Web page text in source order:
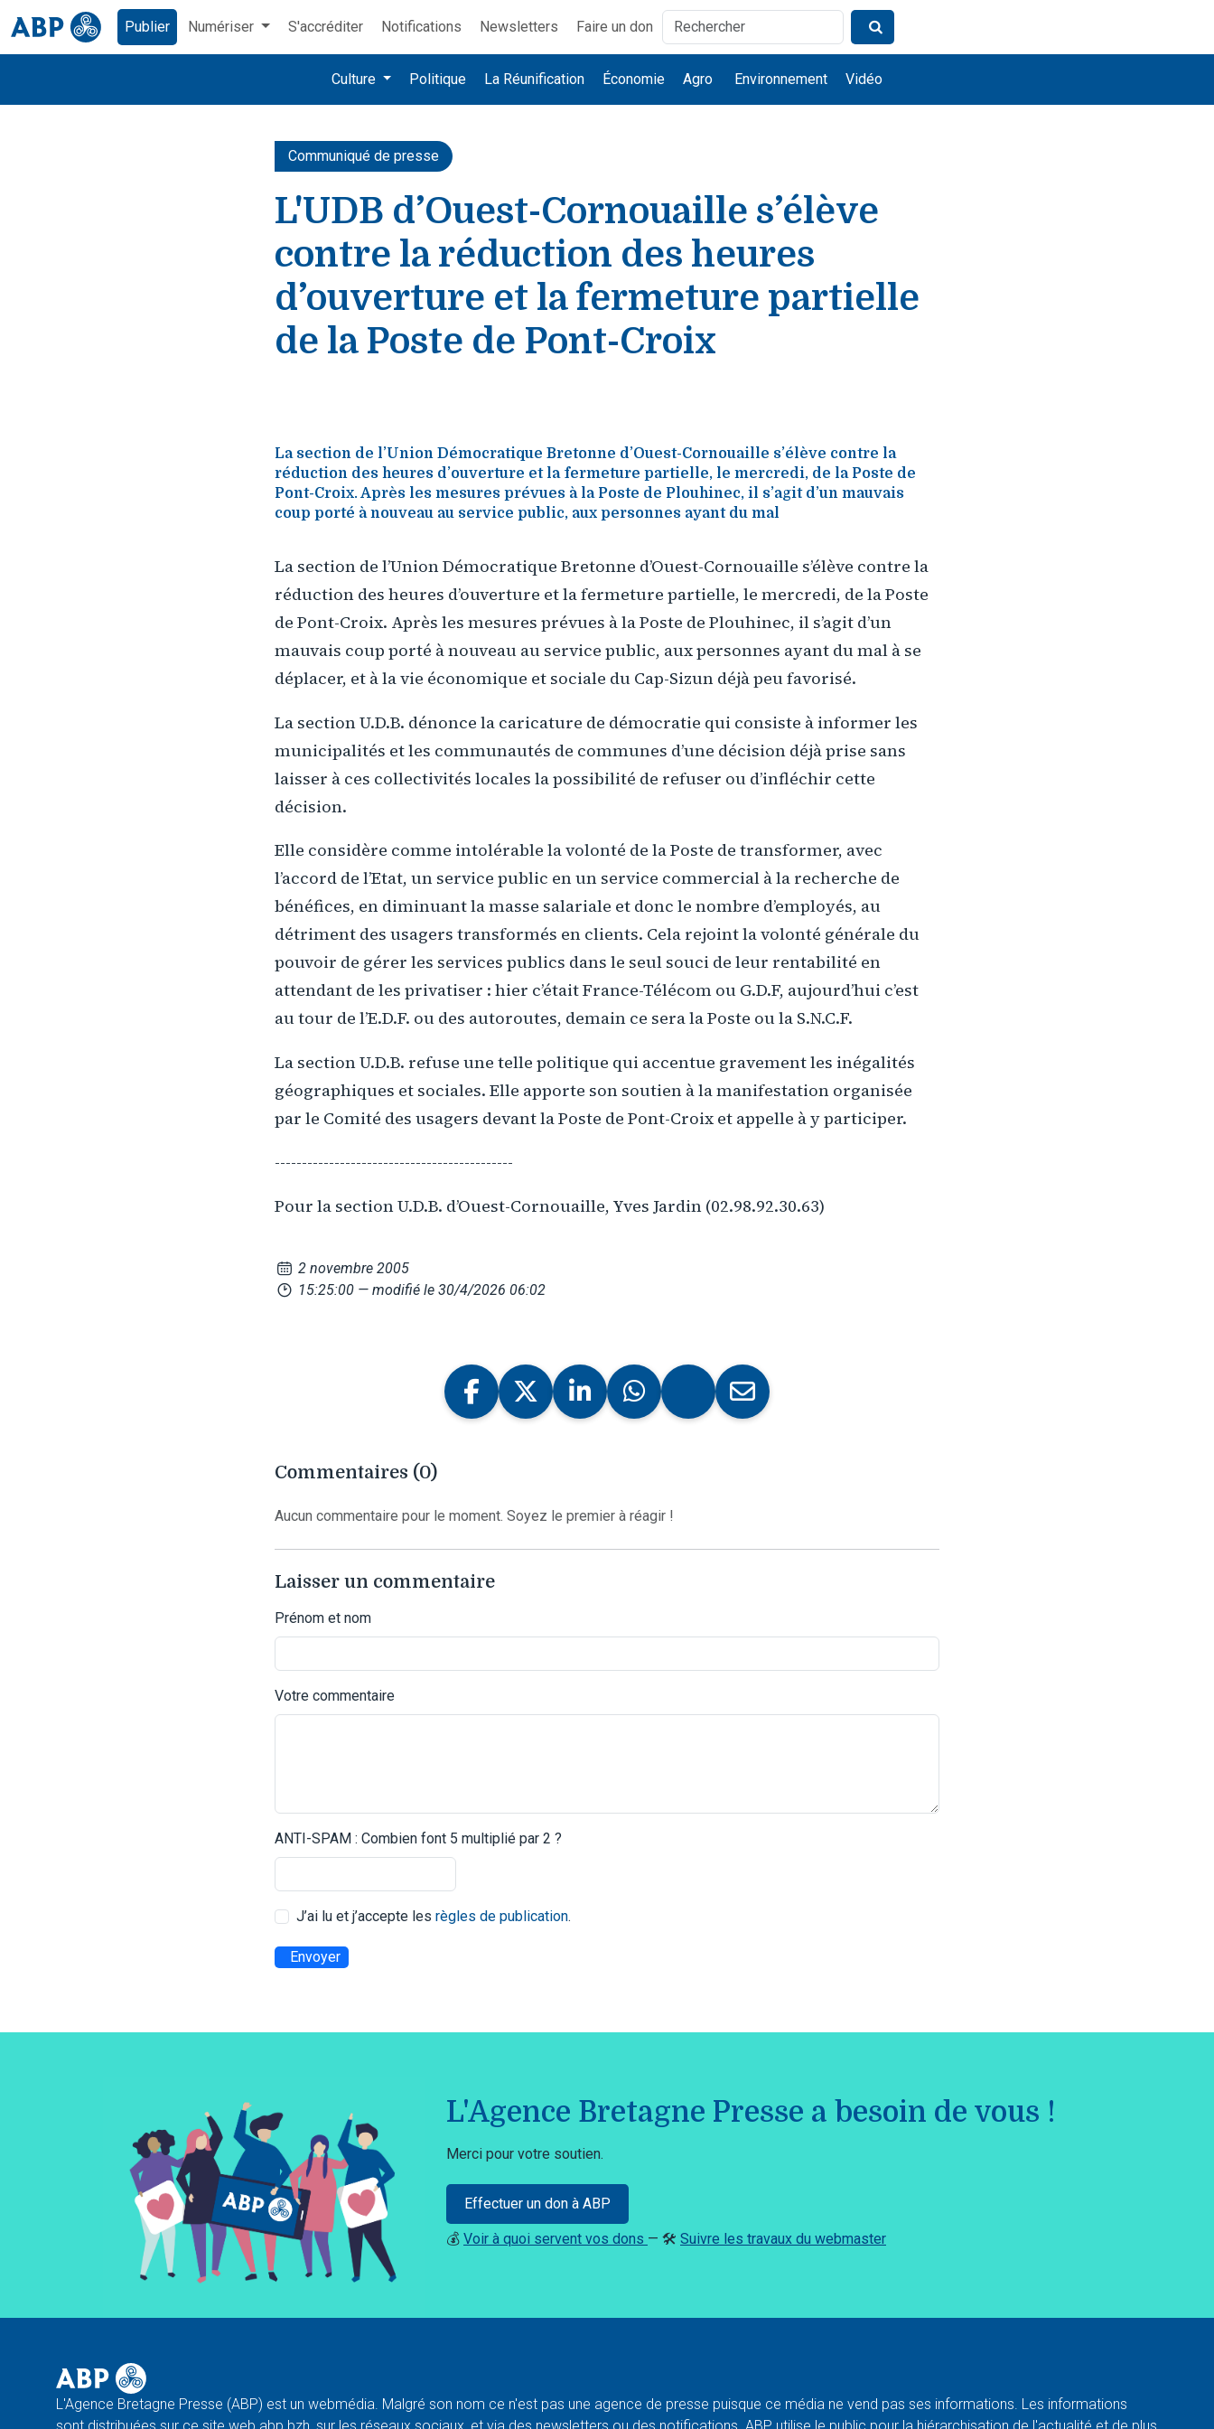
Publier Numériser S'accréditer Notifications Newsletters Faire un don
Culture Politique La Réunification Économie Agro Environnement Vidéo
Communiqué de presse
L'UDB d’Ouest-Cornouaille s’élève
contre la réduction des heures
d’ouverture et la fermeture partielle
de la Poste de Pont-Croix
La section de l’Union Démocratique Bretonne d’Ouest-Cornouaille s’élève contre la
réduction des heures d’ouverture et la fermeture partielle, le mercredi, de la Poste de
Pont-Croix. Après les mesures prévues à la Poste de Plouhinec, il s’agit d’un mauvais
coup porté à nouveau au service public, aux personnes ayant du mal
La section de l’Union Démocratique Bretonne d’Ouest-Cornouaille s’élève contre la
réduction des heures d’ouverture et la fermeture partielle, le mercredi, de la Poste
de Pont-Croix. Après les mesures prévues à la Poste de Plouhinec, il s’agit d’un
mauvais coup porté à nouveau au service public, aux personnes ayant du mal à se
déplacer, et à la vie économique et sociale du Cap-Sizun déjà peu favorisé.
La section U.D.B. dénonce la caricature de démocratie qui consiste à informer les
municipalités et les communautés de communes d’une décision déjà prise sans
laisser à ces collectivités locales la possibilité de refuser ou d’infléchir cette
décision.
Elle considère comme intolérable la volonté de la Poste de transformer, avec
l’accord de l’Etat, un service public en un service commercial à la recherche de
bénéfices, en diminuant la masse salariale et donc le nombre d’employés, au
détriment des usagers transformés en clients. Cela rejoint la volonté générale du
pouvoir de gérer les services publics dans le seul souci de leur rentabilité en
attendant de les privatiser : hier c’était France-Télécom ou G.D.F, aujourd’hui c’est
au tour de l’E.D.F. ou des autoroutes, demain ce sera la Poste ou la S.N.C.F.
La section U.D.B. refuse une telle politique qui accentue gravement les inégalités
géographiques et sociales. Elle apporte son soutien à la manifestation organisée
par le Comité des usagers devant la Poste de Pont-Croix et appelle à y participer.
--------------------------------------------
Pour la section U.D.B. d’Ouest-Cornouaille, Yves Jardin (02.98.92.30.63)
2 novembre 2005
15:25:00 — modifié le 30/4/2026 06:02
Commentaires (0)
Aucun commentaire pour le moment. Soyez le premier à réagir !
Laisser un commentaire
Prénom et nom
Votre commentaire
ANTI-SPAM : Combien font 5 multiplié par 2 ?
J’ai lu et j’accepte les règles de publication.
Envoyer
L'Agence Bretagne Presse a besoin de vous !
Merci pour votre soutien.
Effectuer un don à ABP
💰 Voir à quoi servent vos dons — 🛠️ Suivre les travaux du webmaster
L'Agence Bretagne Presse (ABP) est un webmédia. Malgré son nom ce n'est pas une agence de presse puisque ce média ne vend pas ses informations. Les informations
sont distribuées sur ce site web abp.bzh, sur les réseaux sociaux, et via des newsletters ou des notifications. ABP utilise le public pour la hiérarchisation de l'actualité et de plus